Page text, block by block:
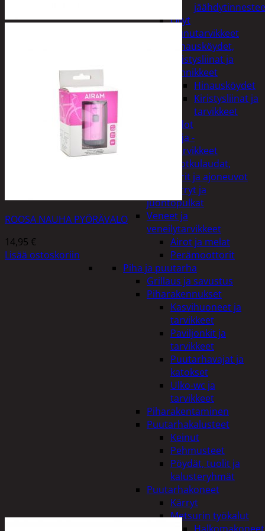
Öljyt
Perävaunutarvikkeet
Hinausköydet,
kiristysliinat ja
kiinnikkeet
Hinausköydet
Kiristysliinat ja
tarvikkeet
Valot
Rengas ja -
vannetarvikkeet
Sähköpotkulaudat,
skootterit ja ajoneuvot
Tukkikärryt ja
juontopulkat
Veneet ja
veneilytarvikkeet
Airot ja melat
Perämoottorit
Piha ja puutarha
Grillaus ja savustus
Piharakennukset
Kasvihuoneet ja
tarvikkeet
Paviljonkit ja
tarvikkeet
Puutarhavajat ja
katokset
Ulko-wc ja
tarvikkeet
Piharakentaminen
Puutarhakalusteet
Keinut
Pehmusteet
Pöydät, tuolit ja
kalusteryhmät
Puutarhakoneet
Kärryt
Metsurin työkalut
ROOSA NAUHA PYÖRÄVALO
14,95 €
Lisää ostoskoriin